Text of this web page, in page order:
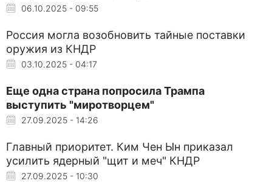
06.10.2025 - 09:55
Россия могла возобновить тайные поставки
оружия из КНДР
03.10.2025 - 04:17
Еще одна страна попросила Трампа
выступить "миротворцем"
27.09.2025 - 14:26
Главный приоритет. Ким Чен Ын приказал
усилить ядерный "щит и меч" КНДР
27.09.2025 - 10:30